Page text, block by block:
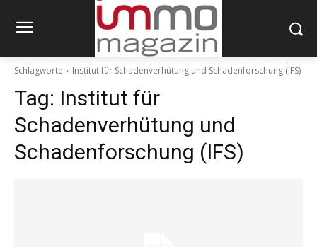
Schlagworte Institut für Schadenverhütung und Schadenforschung (IFS)
Tag: Institut für
Schadenverhütung und
Schadenforschung (IFS)